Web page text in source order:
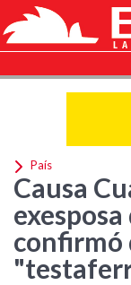
País
Causa
confirmó